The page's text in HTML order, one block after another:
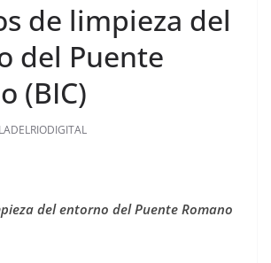
de limpieza del
del Puente
(BIC)
del entorno del Puente Romano